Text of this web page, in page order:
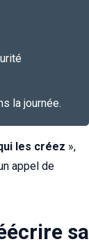
la journée.
les créez »,
appel de
sa